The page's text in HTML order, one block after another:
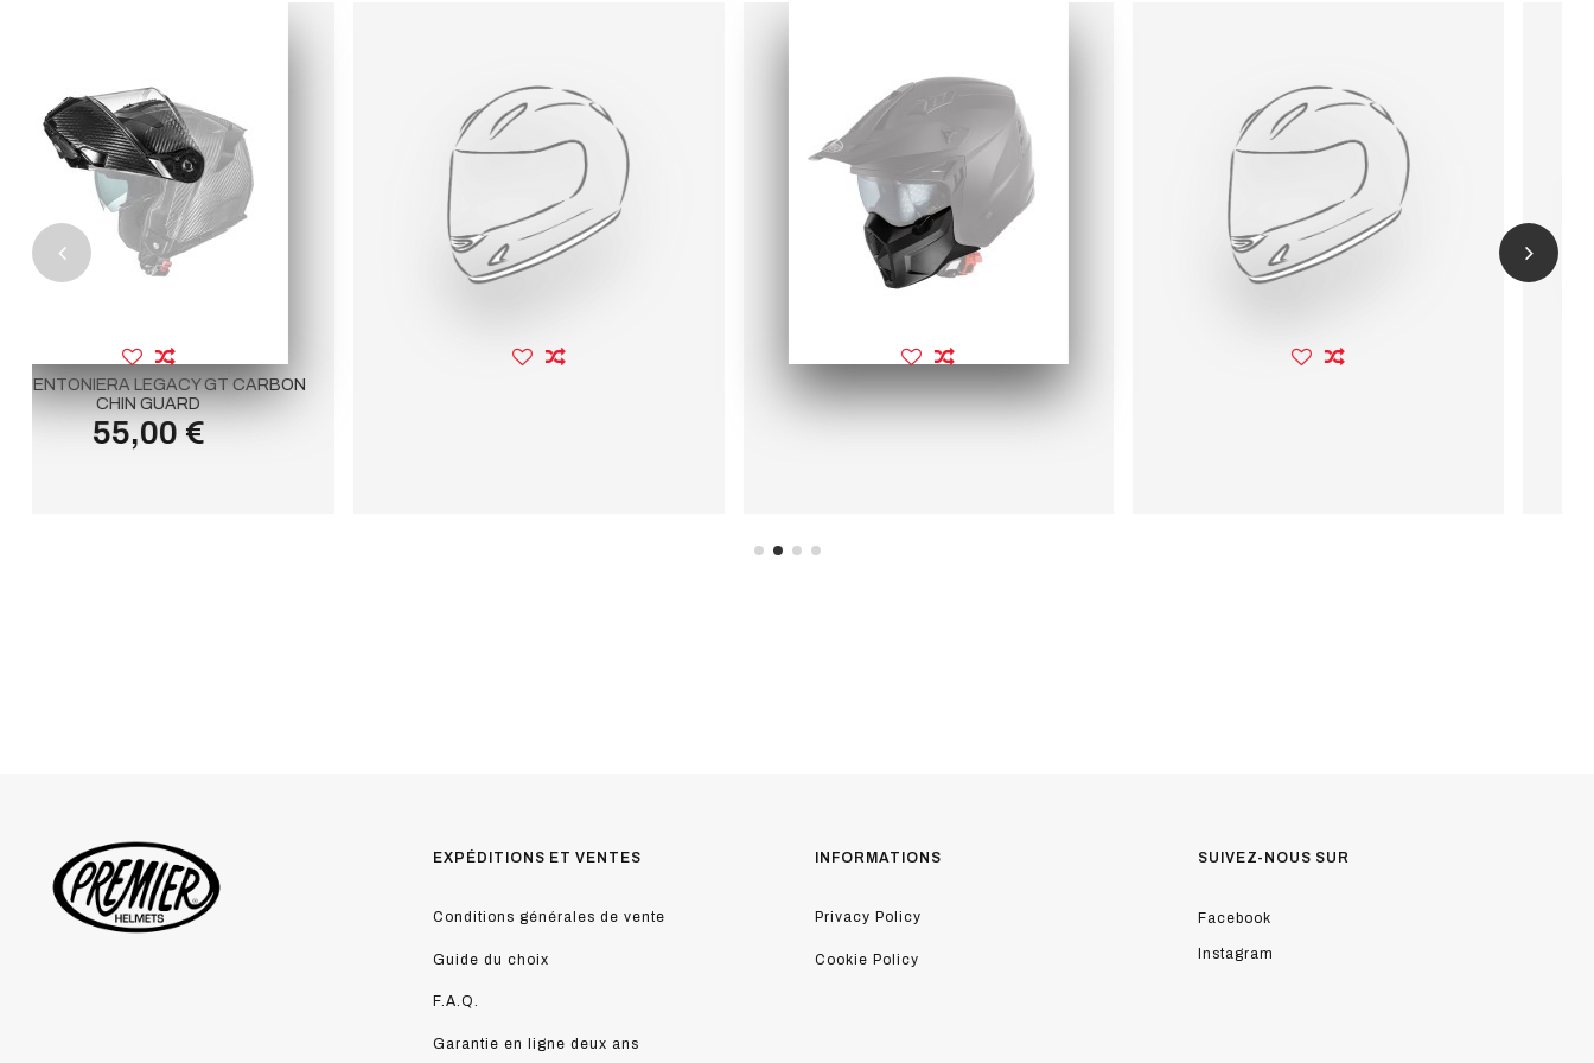
EXPÉDITIONS ET VENTES
Conditions générales de vente
Guide du choix
F.A.Q.
Garantie en ligne deux ans
INFORMATIONS
Privacy Policy
Cookie Policy
SUIVEZ-NOUS SUR
Facebook
Instagram